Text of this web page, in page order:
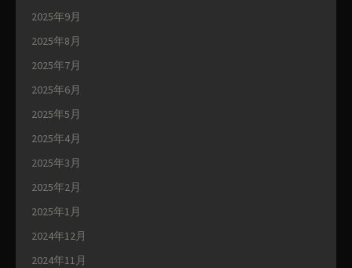
2025年9月
2025年8月
2025年7月
2025年6月
2025年5月
2025年4月
2025年3月
2025年2月
2025年1月
2024年12月
2024年11月